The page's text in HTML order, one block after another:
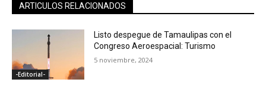
ARTICULOS RELACIONADOS
-Editorial-
Listo despegue de Tamaulipas con el
Congreso Aeroespacial: Turismo
5 noviembre, 2024